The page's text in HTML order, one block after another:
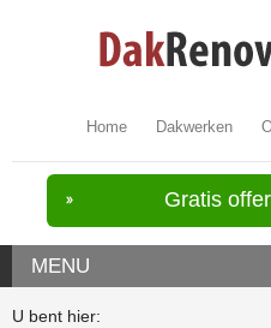
Home Dakwerken
Gratis
MENU
U bent hier: